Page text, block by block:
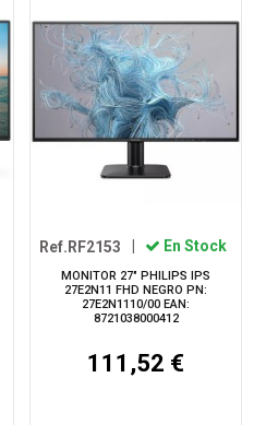
Ref.RF2153 En Stock
MONITOR 27" PHILIPS IPS
27E2N11 FHD NEGRO PN:
27E2N1110/00 EAN:
8721038000412
111,52 €